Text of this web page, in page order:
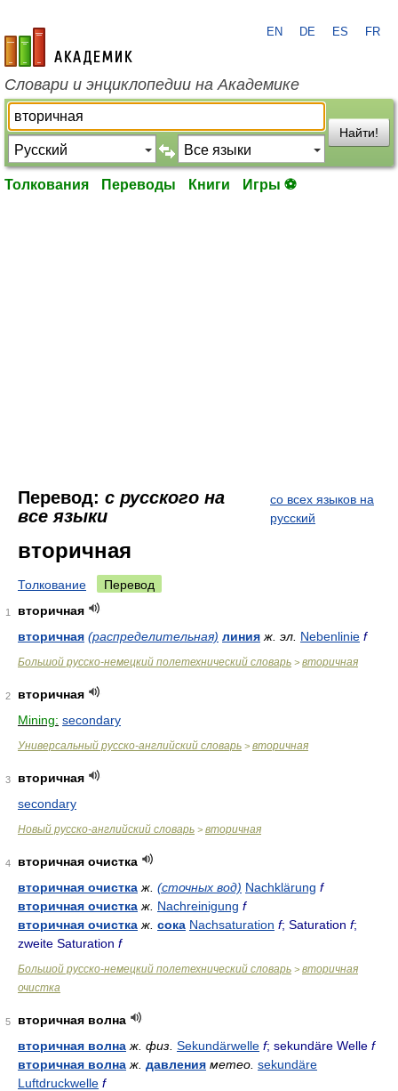
academic.ru
EN DE ES FR
Словари и энциклопедии на Академике
Найти!
Толкования Переводы Книги Игры ⚽
Перевод: с русского на
все языки
со всех языков на
русский
вторичная
Толкование Перевод
1
вторичная
вторичная (распределительная) линия ж. эл. Nebenlinie f
Большой русско-немецкий полетехнический словарь > вторичная
2
вторичная
Mining: secondary
Универсальный русско-английский словарь > вторичная
3
вторичная
secondary
Новый русско-английский словарь > вторичная
4
вторичная очистка
вторичная очистка ж. (сточных вод) Nachklärung f
вторичная очистка ж. Nachreinigung f
вторичная очистка ж. сока Nachsaturation f; Saturation f;
zweite Saturation f
Большой русско-немецкий полетехнический словарь > вторичная
очистка
5
вторичная волна
вторичная волна ж. физ. Sekundärwelle f; sekundäre Welle f
вторичная волна ж. давления метео. sekundäre
Luftdruckwelle f